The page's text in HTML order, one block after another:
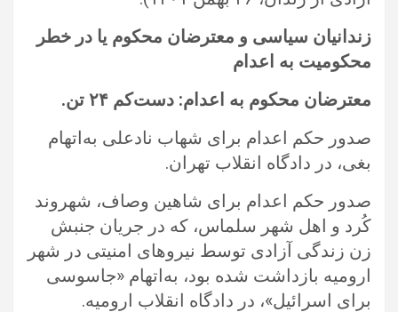
زندانیان سیاسی و معترضان محکوم یا در خطر
محکومیت به اعدام
معترضان محکوم به اعدام: دست‌کم ۲۴ تن.‏
صدور حکم اعدام برای شهاب نادعلی به‌اتهام
بغی، در دادگاه انقلاب تهران.‏
صدور حکم اعدام برای شاهین وصاف، شهروند
کُرد و اهل شهر سلماس، که در جریان جنبش
زن زندگی آزادی توسط نیروهای امنیتی در ‏شهر
ارومیه بازداشت شده بود، به‌اتهام «جاسوسی
برای اسرائیل»، در دادگاه انقلاب ارومیه.‏